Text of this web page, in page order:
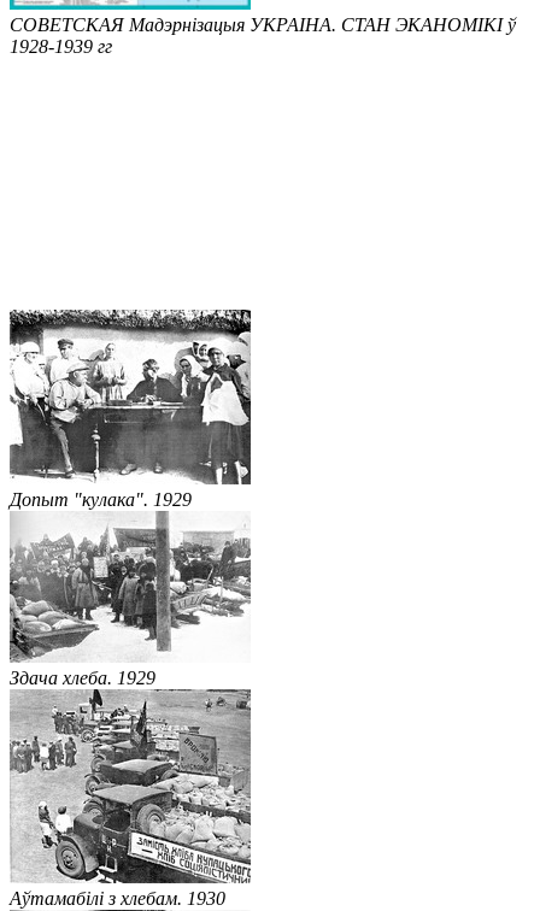
СОВЕТСКАЯ Мадэрнізацыя УКРАІНА. СТАН ЭКАНОМІКІ ў
1928-1939 гг
Допыт "кулака". 1929
Здача хлеба. 1929
Аўтамабілі з хлебам. 1930